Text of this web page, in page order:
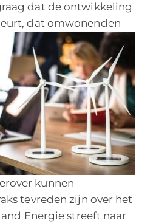
dat de ontwikkeling
dat omwonenden
kunnen
tevreden zijn over het
Energie streeft naar